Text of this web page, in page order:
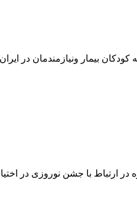
بیمار و‌نیازمندمان در
در ارتباط با جشن نوروزی در